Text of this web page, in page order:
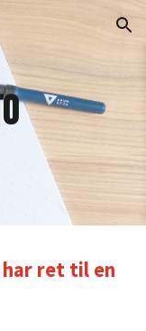
Skip to navigation
ret til en